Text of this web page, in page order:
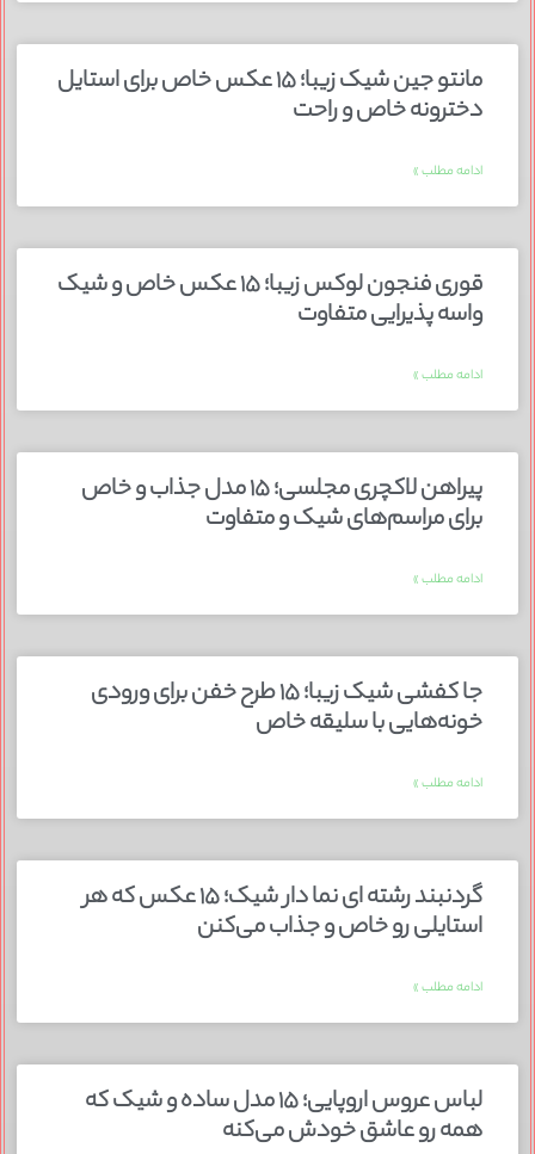
مانتو جین شیک زیبا؛ ۱۵ عکس خاص برای استایل
دخترونه خاص و راحت
ادامه مطلب »
قوری فنجون لوکس زیبا؛ ۱۵ عکس خاص و شیک
واسه پذیرایی متفاوت
ادامه مطلب »
پیراهن لاکچری مجلسی؛ ۱۵ مدل جذاب و خاص
برای مراسم‌های شیک و متفاوت
ادامه مطلب »
جا کفشی شیک زیبا؛ ۱۵ طرح خفن برای ورودی
خونه‌هایی با سلیقه خاص
ادامه مطلب »
گردنبند رشته ای نما دار شیک؛ ۱۵ عکس که هر
استایلی رو خاص و جذاب می‌کنن
ادامه مطلب »
لباس عروس اروپایی؛ ۱۵ مدل ساده و شیک که
همه رو عاشق خودش می‌کنه